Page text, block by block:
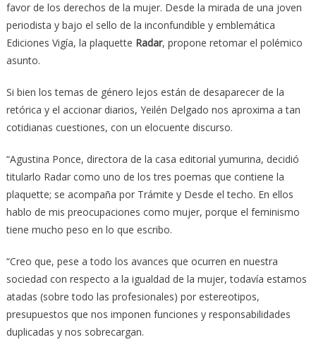
favor de los derechos de la mujer. Desde la mirada de una joven
periodista y bajo el sello de la inconfundible y emblemática
Ediciones Vigía, la plaquette Radar, propone retomar el polémico
asunto.
Si bien los temas de género lejos están de desaparecer de la
retórica y el accionar diarios, Yeilén Delgado nos aproxima a tan
cotidianas cuestiones, con un elocuente discurso.
“Agustina Ponce, directora de la casa editorial yumurina, decidió
titularlo Radar como uno de los tres poemas que contiene la
plaquette; se acompaña por Trámite y Desde el techo. En ellos
hablo de mis preocupaciones como mujer, porque el feminismo
tiene mucho peso en lo que escribo.
“Creo que, pese a todo los avances que ocurren en nuestra
sociedad con respecto a la igualdad de la mujer, todavía estamos
atadas (sobre todo las profesionales) por estereotipos,
presupuestos que nos imponen funciones y responsabilidades
duplicadas y nos sobrecargan.